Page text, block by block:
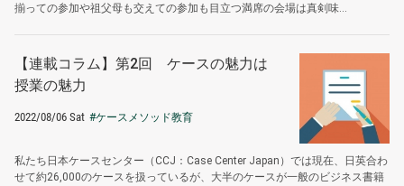
揃っての参加や祖父母も交えての参加も目立つ満席の会場は真剣味...
【連載コラム】第2回 ケースの魅力は
授業の魅力
2022/08/06 Sat #ケースメソッド教育
私たち日本ケースセンター（CCJ：Case Center Japan）では現在、日英合わ
せて約26,000のケースを扱っているが、大半のケースが一般のビジネス書籍